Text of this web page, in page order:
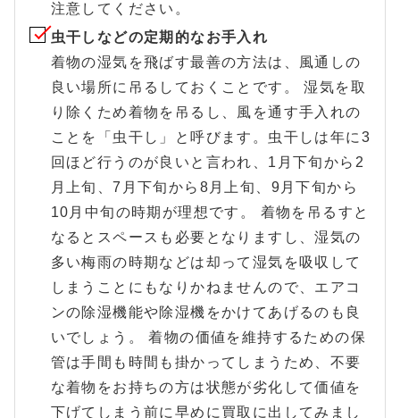
注意してください。
虫干しなどの定期的なお手入れ
着物の湿気を飛ばす最善の方法は、風通しの
良い場所に吊るしておくことです。 湿気を取
り除くため着物を吊るし、風を通す手入れの
ことを「虫干し」と呼びます。虫干しは年に3
回ほど行うのが良いと言われ、1月下旬から2
月上旬、7月下旬から8月上旬、9月下旬から
10月中旬の時期が理想です。 着物を吊るすと
なるとスペースも必要となりますし、湿気の
多い梅雨の時期などは却って湿気を吸収して
しまうことにもなりかねませんので、エアコ
ンの除湿機能や除湿機をかけてあげるのも良
いでしょう。 着物の価値を維持するための保
管は手間も時間も掛かってしまうため、不要
な着物をお持ちの方は状態が劣化して価値を
下げてしまう前に早めに買取に出してみまし